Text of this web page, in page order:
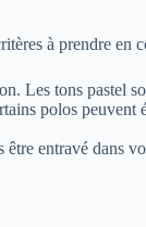
à prendre en
Les tons pastel
polos
entravé dans